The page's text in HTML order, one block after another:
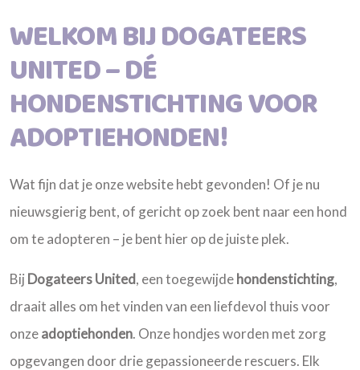
WELKOM BIJ DOGATEERS
UNITED – DÉ
HONDENSTICHTING VOOR
ADOPTIEHONDEN!
Wat fijn dat je onze website hebt gevonden! Of je nu
nieuwsgierig bent, of gericht op zoek bent naar een hond
om te adopteren – je bent hier op de juiste plek.
Bij Dogateers United, een toegewijdehondenstichting,
draait alles om het vinden van een liefdevol thuis voor
onzeadoptiehonden. Onze hondjes worden met zorg
opgevangen door drie gepassioneerde rescuers. Elk